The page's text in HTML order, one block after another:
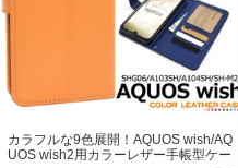
カラフルな9色展開！AQUOS wish/AQ
UOS wish2用カラーレザー手帳型ケー